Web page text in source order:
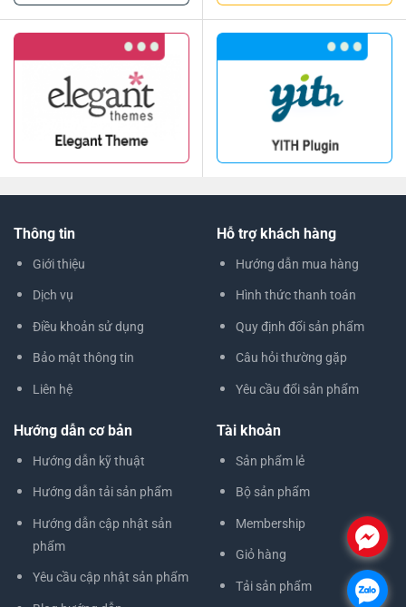
Thông tin
Giới thiệu
Dịch vụ
Điều khoản sử dụng
Bảo mật thông tin
Liên hệ
Hỗ trợ khách hàng
Hướng dẫn mua hàng
Hình thức thanh toán
Quy định đổi sản phẩm
Câu hỏi thường gặp
Yêu cầu đổi sản phẩm
Hướng dẫn cơ bản
Hướng dẫn kỹ thuật
Hướng dẫn tải sản phẩm
Hướng dẫn cập nhật sản
phẩm
Yêu cầu cập nhật sản phẩm
Tài khoản
Sản phẩm lẻ
Bộ sản phẩm
Membership
Giỏ hàng
Tải sản phẩm
.
.